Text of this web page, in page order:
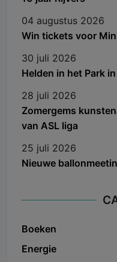
04 augustus 2026
Win tickets voor
30 juli 2026
Helden in het Park
28 juli 2026
Zomergems
van ASL liga
25 juli 2026
Nieuwe
Boeken
Energie